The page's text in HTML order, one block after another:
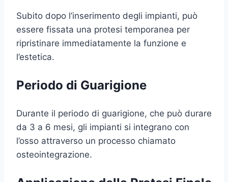
Subito dopo l’inserimento degli impianti, può
essere fissata una protesi temporanea per
ripristinare immediatamente la funzione e
l’estetica.
Periodo di Guarigione
Durante il periodo di guarigione, che può durare
da 3 a 6 mesi, gli impianti si integrano con
l’osso attraverso un processo chiamato
osteointegrazione.